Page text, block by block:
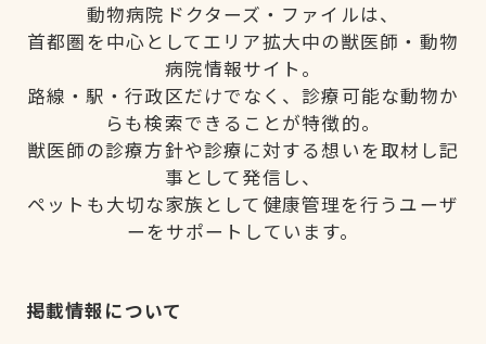
動物病院ドクターズ・ファイルは、
首都圏を中心としてエリア拡大中の獣医師・動物
病院情報サイト。
路線・駅・行政区だけでなく、診療可能な動物か
らも検索できることが特徴的。
獣医師の診療方針や診療に対する想いを取材し記
事として発信し、
ペットも大切な家族として健康管理を行うユーザ
ーをサポートしています。
掲載情報について